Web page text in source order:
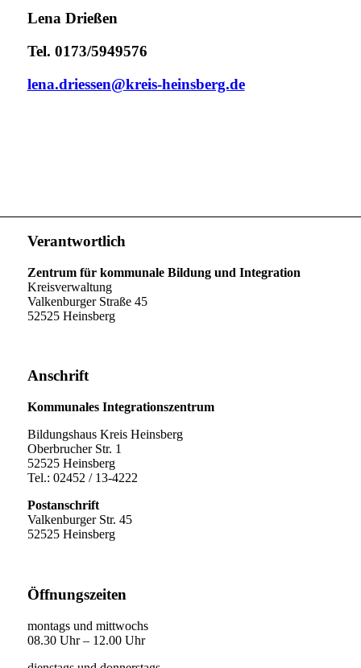
Lena Drießen
Tel. 0173/5949576
lena.driessen@kreis-heinsberg.de
Verantwortlich
Zentrum für kommunale Bildung und Integration
Kreisverwaltung
Valkenburger Straße 45
52525 Heinsberg
Anschrift
Kommunales Integrationszentrum
Bildungshaus Kreis Heinsberg
Oberbrucher Str. 1
52525 Heinsberg
Tel.: 02452 / 13-4222
Postanschrift
Valkenburger Str. 45
52525 Heinsberg
Öffnungszeiten
montags und mittwochs
08.30 Uhr – 12.00 Uhr